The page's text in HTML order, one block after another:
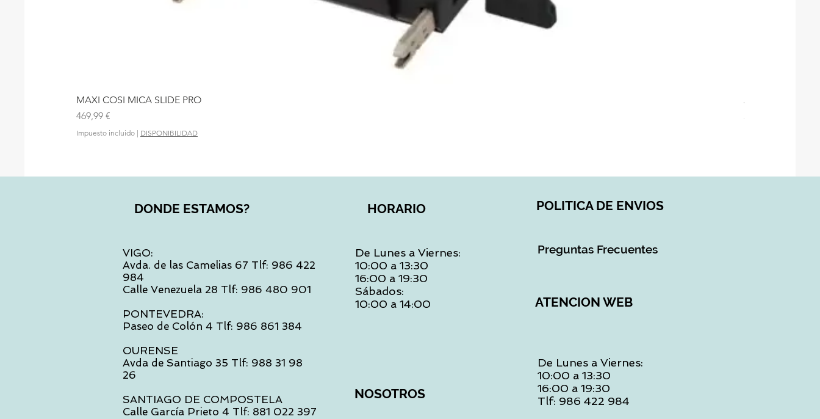
MAXI COSI MICA SLIDE PRO
Precio
469,99 €
Impuesto incluido | DISPONIBILIDAD
ASIENTO BAÑO
28,90 €
DONDE ESTAMOS?
VIGO:
Avda. de las Camelias 67 Tlf: 986 422
984
Calle Venezuela 28 Tlf: 986 480 901
PONTEVEDRA:
Paseo de Colón 4 Tlf: 986 861 384
OURENSE
Avda de Santiago 35 Tlf: 988 31 98
26
SANTIAGO DE COMPOSTELA
Calle García Prieto 4 Tlf: 881 022 397
HORARIO POLITICA DE ENVIOS
De Lunes a Viernes:
10:00 a 13:30
16:00 a 19:30
Sábados:
10:00 a 14:00
Preguntas Frecuentes
ATENCION WEB
NOSOTROS
De Lunes a Viernes:
10:00 a 13:30
16:00 a 19:30
Tlf: 986 422 984